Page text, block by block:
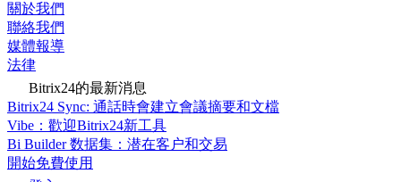
關於我們
聯絡我們
媒體報導
法律
Bitrix24的最新消息
Bitrix24 Sync: 通話時會建立會議摘要和文檔
Vibe：歡迎Bitrix24新工具
Bi Builder 数据集：潜在客户和交易
開始免費使用